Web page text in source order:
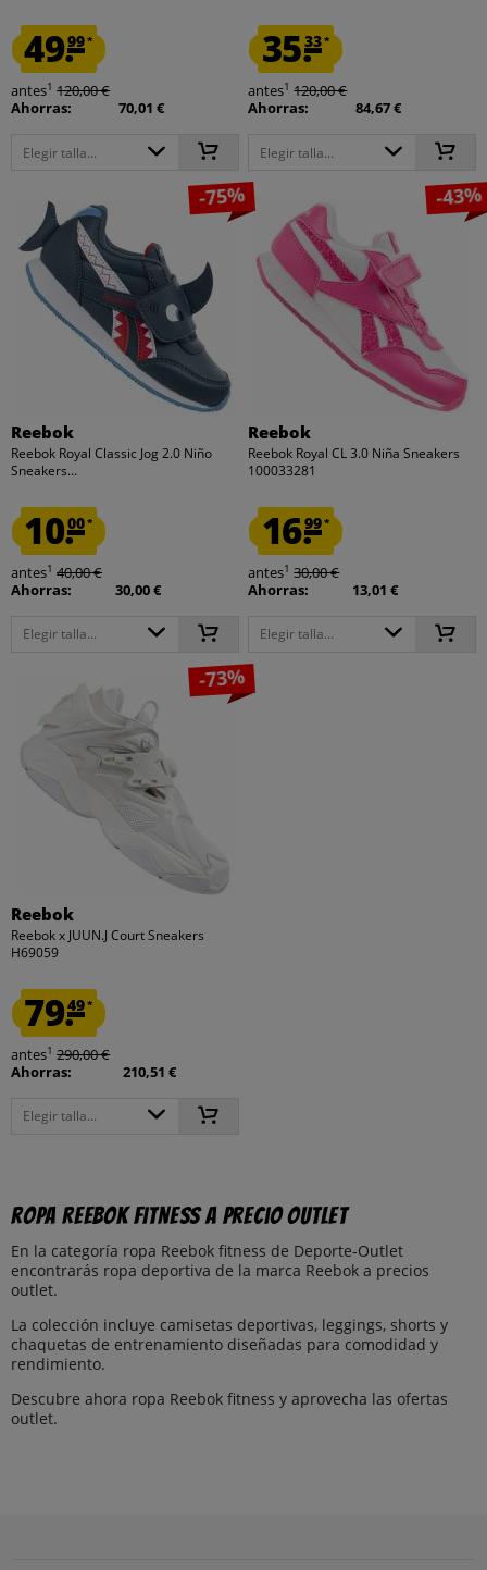
49.99*
antes1 120,00 €
Ahorras:
70,01 €
Elegir talla...
35.33*
antes1 120,00 €
Ahorras:
84,67 €
Elegir talla...
-75%
Reebok
Reebok Royal Classic Jog 2.0 Niño
Sneakers...
10.00*
antes1 40,00 €
Ahorras:
30,00 €
Elegir talla...
-43%
Reebok
Reebok Royal CL 3.0 Niña Sneakers
100033281
16.99*
antes1 30,00 €
Ahorras:
13,01 €
Elegir talla...
-73%
Reebok
Reebok x JUUN.J Court Sneakers
H69059
79.49*
antes1 290,00 €
Ahorras:
210,51 €
Elegir talla...
ropa Reebok fitness a precio outlet
En la categoría ropa Reebok fitness de Deporte-Outlet
encontrarás ropa deportiva de la marca Reebok a precios
outlet.
La colección incluye camisetas deportivas, leggings, shorts y
chaquetas de entrenamiento diseñadas para comodidad y
rendimiento.
Descubre ahora ropa Reebok fitness y aprovecha las ofertas
outlet.